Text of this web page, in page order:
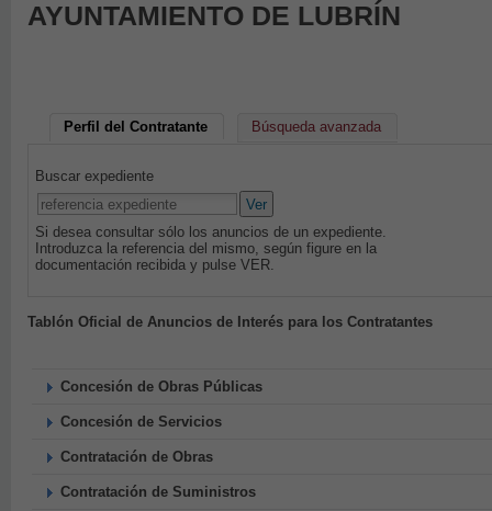
AYUNTAMIENTO DE LUBRÍN
Perfil del Contratante Búsqueda avanzada
Buscar expediente
Ver
Si desea consultar sólo los anuncios de un expediente.
Introduzca la referencia del mismo, según figure en la
documentación recibida y pulse VER.
Tablón Oficial de Anuncios de Interés para los Contratantes
Concesión de Obras Públicas
Concesión de Servicios
Contratación de Obras
Contratación de Suministros